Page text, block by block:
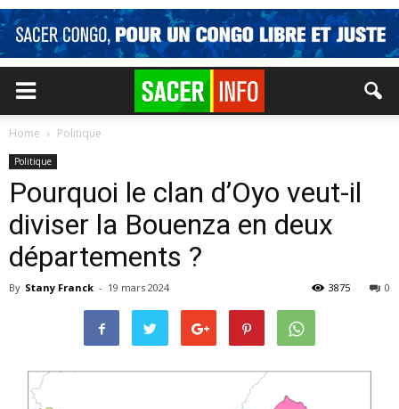
Home Politique
Politique
Pourquoi le clan d’Oyo veut-il
diviser la Bouenza en deux
départements ?
By Stany Franck - 19 mars 2024 0
3875